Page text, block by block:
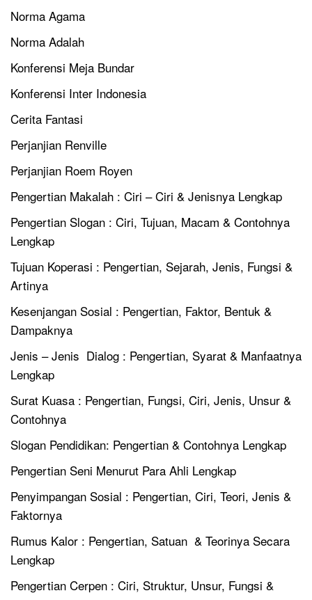
Norma Agama
Norma Adalah
Konferensi Meja Bundar
Konferensi Inter Indonesia
Cerita Fantasi
Perjanjian Renville
Perjanjian Roem Royen
Pengertian Makalah : Ciri – Ciri & Jenisnya Lengkap
Pengertian Slogan : Ciri, Tujuan, Macam & Contohnya
Lengkap
Tujuan Koperasi : Pengertian, Sejarah, Jenis, Fungsi &
Artinya
Kesenjangan Sosial : Pengertian, Faktor, Bentuk &
Dampaknya
Jenis – Jenis Dialog : Pengertian, Syarat & Manfaatnya
Lengkap
Surat Kuasa : Pengertian, Fungsi, Ciri, Jenis, Unsur &
Contohnya
Slogan Pendidikan: Pengertian & Contohnya Lengkap
Pengertian Seni Menurut Para Ahli Lengkap
Penyimpangan Sosial : Pengertian, Ciri, Teori, Jenis &
Faktornya
Rumus Kalor : Pengertian, Satuan & Teorinya Secara
Lengkap
Pengertian Cerpen : Ciri, Struktur, Unsur, Fungsi &